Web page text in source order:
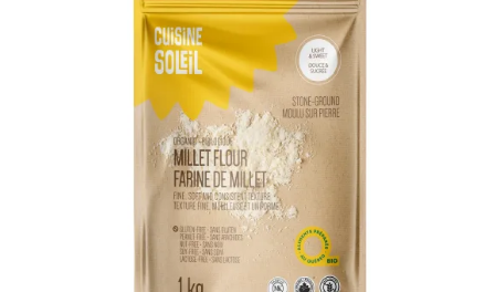
ADD TO CART / DETAILS